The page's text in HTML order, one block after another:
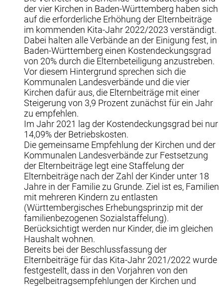
der vier Kirchen in Baden-Württemberg haben sich
auf die erforderliche Erhöhung der Elternbeiträge
im kommenden Kita-Jahr 2022/2023 verständigt.
Dabei halten alle Verbände an der Einigung fest, in
Baden-Württemberg einen Kostendeckungsgrad
von 20% durch die Elternbeteiligung anzustreben.
Vor diesem Hintergrund sprechen sich die
Kommunalen Landesverbände und die vier
Kirchen dafür aus, die Elternbeiträge mit einer
Steigerung von 3,9 Prozent zunächst für ein Jahr
zu empfehlen.
Im Jahr 2021 lag der Kostendeckungsgrad bei nur
14,09% der Betriebskosten.
Die gemeinsame Empfehlung der Kirchen und der
Kommunalen Landesverbände zur Festsetzung
der Elternbeiträge legt eine Staffelung der
Elternbeiträge nach der Zahl der Kinder unter 18
Jahre in der Familie zu Grunde. Ziel ist es, Familien
mit mehreren Kindern zu entlasten
(Württembergisches Erhebungsprinzip mit der
familienbezogenen Sozialstaffelung).
Berücksichtigt werden nur Kinder, die im gleichen
Haushalt wohnen.
Bereits bei der Beschlussfassung der
Elternbeiträge für das Kita-Jahr 2021/2022 wurde
festgestellt, dass in den Vorjahren von den
Regelbeitragsempfehlungen der Kirchen und